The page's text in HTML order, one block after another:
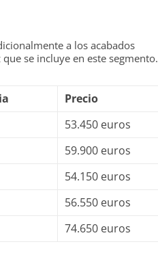
a los acabados
se incluye en este segmento.
Precio
53.450 euros
59.900 euros
54.150 euros
56.550 euros
74.650 euros